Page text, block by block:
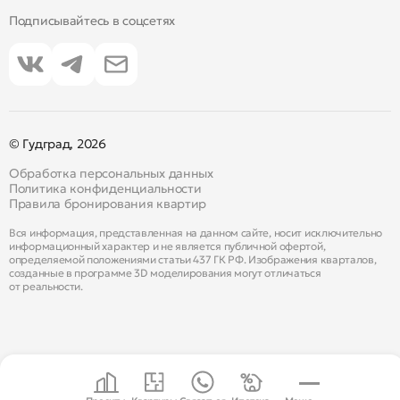
Подписывайтесь в соцсетях
© Гудград, 2026
Обработка персональных данных
Политика конфиденциальности
Правила бронирования квартир
Вся информация, представленная на данном сайте, носит исключительно
информационный характер и не является публичной офертой,
определяемой положениями статьи 437 ГК РФ. Изображения кварталов,
созданные в программе 3D моделирования могут отличаться
от реальности.